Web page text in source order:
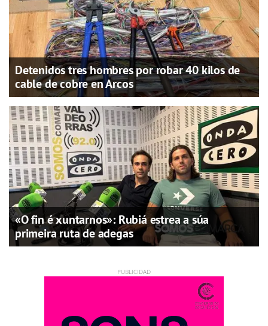
Detenidos tres hombres por robar 40 kilos de
cable de cobre en Arcos
«O fin é xuntarnos»: Rubiá estrea a súa
primeira ruta de adegas